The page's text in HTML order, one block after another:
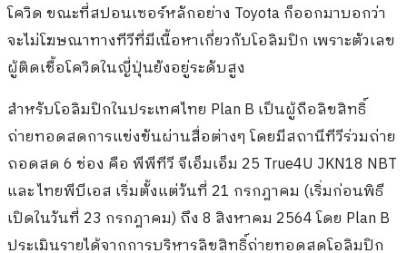
โควิด ขณะที่สปอนเซอร์หลักอย่าง Toyota ก็ออกมาบอกว่า
จะไม่โฆษณาทางทีวีที่มีเนื้อหาเกี่ยวกับโอลิมปิก เพราะตัวเลข
ผู้ติดเชื้อโควิดในญี่ปุ่นยังอยู่ระดับสูง
สำหรับโอลิมปิกในประเทศไทย Plan B เป็นผู้ถือลิขสิทธิ์
ถ่ายทอดสดการแข่งขันผ่านสื่อต่างๆ โดยมีสถานีทีวีร่วมถ่าย
ถอดสด 6 ช่อง คือ พีพีทีวี จีเอ็มเอ็ม 25 True4U JKN18 NBT
และ ไทยพีบีเอส เริ่มตั้งแต่วันที่ 21 กรกฎาคม (เริ่มก่อนพิธี
เปิดในวันที่ 23 กรกฎาคม) ถึง 8 สิงหาคม 2564 โดย Plan B
ประเมินรายได้จากการบริหารลิขสิทธิ์ถ่ายทอดสดโอลิมปิก